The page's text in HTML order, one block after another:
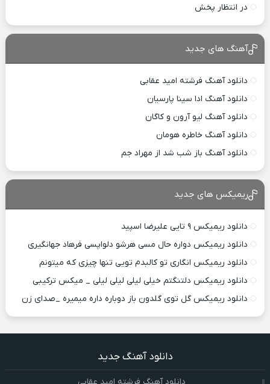
در انتظار پخش
آهنگ های جدید
دانلود آهنگ فرشته امید عقابی
دانلود آهنگ ادا سینا پارسیان
دانلود آهنگ لیو آرون و کاگان
دانلود آهنگ خاطره هومان
دانلود آهنگ باز شب شد از مهراد جم
ریمیکس های جدید
دانلود ریمیکس ۹ تایی علیرضا اسپید
دانلود ریمیکس دواره حال مسی هرشو دلواپسی فرهاد جهانگیری
دانلود ریمیکس انگاری تو کالبدم تویی تنها چیزی که میتونم
دانلود ریمیکس دلتنگتم خیلی لیلی لیلی لیلی _ میکس ترکیبی
دانلود ریمیکس گل توی گلدون باز دوباره داره میمیره _صدای زن
دانلود آهنگ جدید